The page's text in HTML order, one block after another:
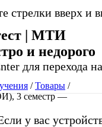
стрелки вверх и
для перехода
у вас
| МТИ
и недорого
/Товары /
3 семестр —